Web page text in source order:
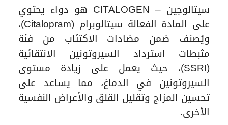
سيتالوجين – CITALOGEN هو دواء يحتوي
على المادة الفعالة سيتالوبرام (Citalopram)،
ويُصنف ضمن مضادات الاكتئاب من فئة
مثبطات استرداد السيروتونين الانتقائية
(SSRI)، حيث يعمل على زيادة مستوى
السيروتونين في الدماغ، مما يساعد على
تحسين المزاج وتقليل القلق والأعراض النفسية
الأخرى.